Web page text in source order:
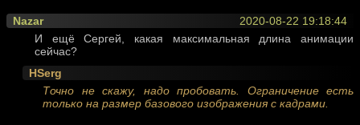
2020-08-22 19:18:44
Nazar
И ещё Сергей, какая максимальная длина анимации
сейчас?
HSerg
Точно не скажу, надо пробовать. Ограничение есть
только на размер базового изображения с кадрами.